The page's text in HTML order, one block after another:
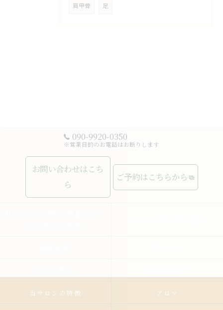
肩甲骨 足
090-9920-0350
※営業目的のお電話はお断りします
お問い合わせはこち
ら
ご予約はこちらから
当サロンの特徴 アロマ